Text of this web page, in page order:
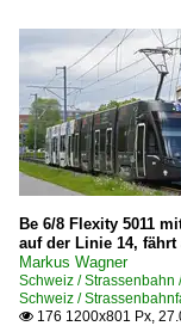
Be 6/8 Flexity 5011
auf der Linie 14, fährt
Markus Wagner
Schweiz /
Schweiz /
 176 1200x801 Px,